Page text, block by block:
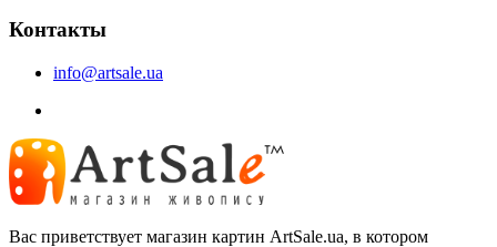
Контакты
info@artsale.ua
Вас приветствует магазин картин ArtSale.ua, в котором